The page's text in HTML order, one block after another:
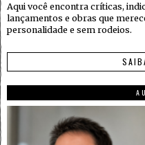
Aqui você encontra críticas,
lançamentos e obras que
personalidade e sem rodeios.